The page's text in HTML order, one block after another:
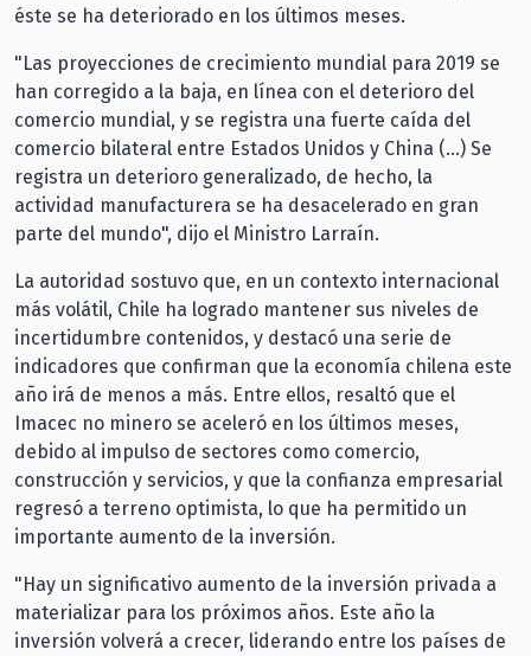
éste se ha deteriorado en los últimos meses.
"Las proyecciones de crecimiento mundial para 2019 se
han corregido a la baja, en línea con el deterioro del
comercio mundial, y se registra una fuerte caída del
comercio bilateral entre Estados Unidos y China (...) Se
registra un deterioro generalizado, de hecho, la
actividad manufacturera se ha desacelerado en gran
parte del mundo", dijo el Ministro Larraín.
La autoridad sostuvo que, en un contexto internacional
más volátil, Chile ha logrado mantener sus niveles de
incertidumbre contenidos, y destacó una serie de
indicadores que confirman que la economía chilena este
año irá de menos a más. Entre ellos, resaltó que el
Imacec no minero se aceleró en los últimos meses,
debido al impulso de sectores como comercio,
construcción y servicios, y que la confianza empresarial
regresó a terreno optimista, lo que ha permitido un
importante aumento de la inversión.
"Hay un significativo aumento de la inversión privada a
materializar para los próximos años. Este año la
inversión volverá a crecer, liderando entre los países de